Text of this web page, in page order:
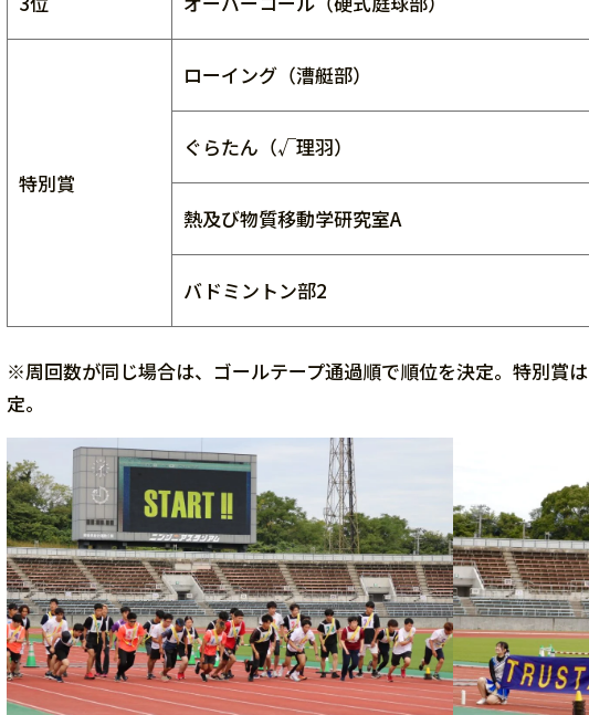
特別賞
ローイング（漕艇部）
ぐらたん（√理羽）
熱及び物質移動学研究室A
バドミントン部2
※周回数が同じ場合は、ゴールテープ通過順で順位を決定。特別賞
定。